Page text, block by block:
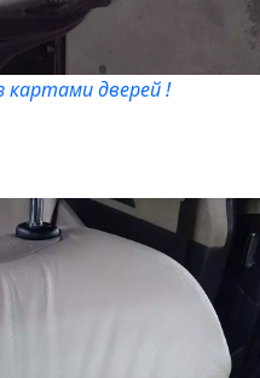
картами дверей !